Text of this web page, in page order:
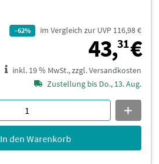
–62% im Vergleich zur UVP 116,98 €
43,31€
inkl. 19 % MwSt., zzgl. Versandkosten
Zustellung bis Do., 13. Aug.
In den Warenkorb